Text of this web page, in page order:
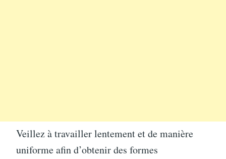
Veillez à travailler lentement et de manière
uniforme afin d’obtenir des formes